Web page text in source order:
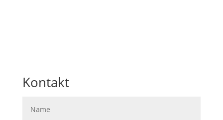
Kontakt